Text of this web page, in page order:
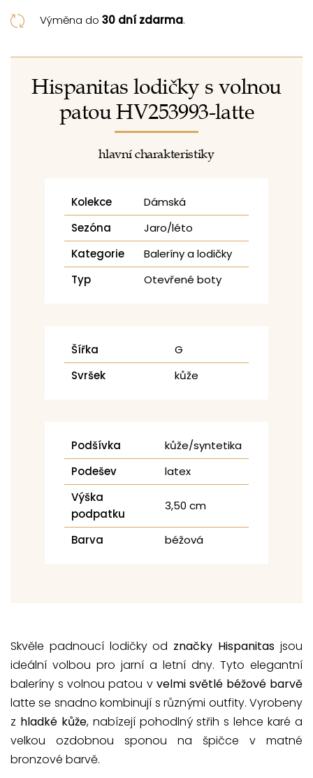
Výměna do 30 dní zdarma.
Hispanitas lodičky s volnou
patou HV253993-latte
hlavní charakteristiky
Kolekce
Dámská
Sezóna
Jaro/léto
Kategorie
Baleríny a lodičky
Typ
Otevřené boty
Šířka
G
Svršek
kůže
Podšívka
kůže/syntetika
Podešev
latex
Výška
podpatku
3,50 cm
Barva béžová
Skvěle padnoucí lodičky od značky Hispanitas jsou
ideální volbou pro jarní a letní dny. Tyto elegantní
baleríny s volnou patou v velmi světlé béžové barvě
latte se snadno kombinují s různými outfity. Vyrobeny
z hladké kůže, nabízejí pohodlný střih s lehce karé a
velkou ozdobnou sponou na špičce v matné
bronzové barvě.